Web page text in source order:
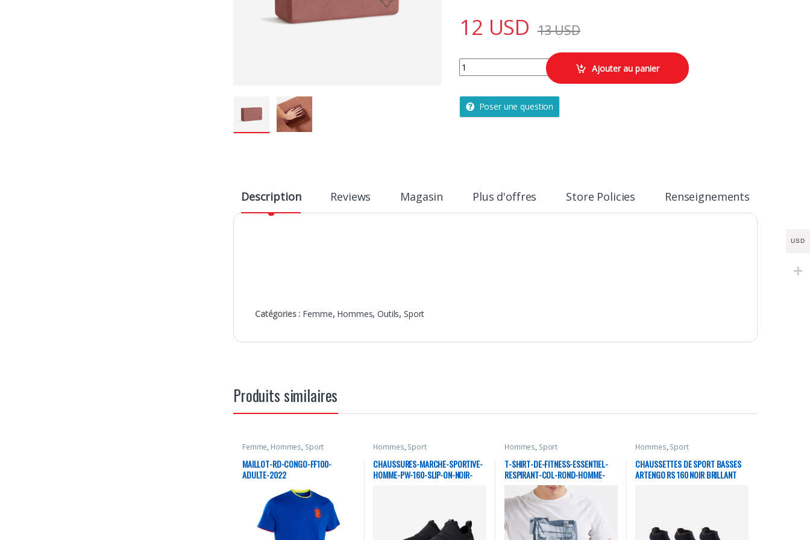
12 USD 13USD
Brique yoga mousse integrant 20% de matiere recyclee Acajou quantity
Ajouter au panier
Poser une question
Description Reviews Magasin Plus d'offres Store Policies Renseignements
Catégories : Femme, Hommes,Outils,Sport
Produits similaires
Femme, Hommes, Sport
MAILLOT-RD-CONGO-FF100-
ADULTE-2022
Hommes, Sport
CHAUSSURES-MARCHE-SPORTIVE-
HOMME-PW-160-SLIP-ON-NOIR-
Hommes, Sport
T-SHIRT-DE-FITNESS-ESSENTIEL-
RESPIRANT-COL-ROND-HOMME-
PRINT-BLANC
Hommes, Sport
CHAUSSETTES DE SPORT BASSES
ARTENGO RS 160 NOIR BRILLANT
USD